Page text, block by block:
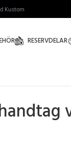
Kustom
RESERVDELAR